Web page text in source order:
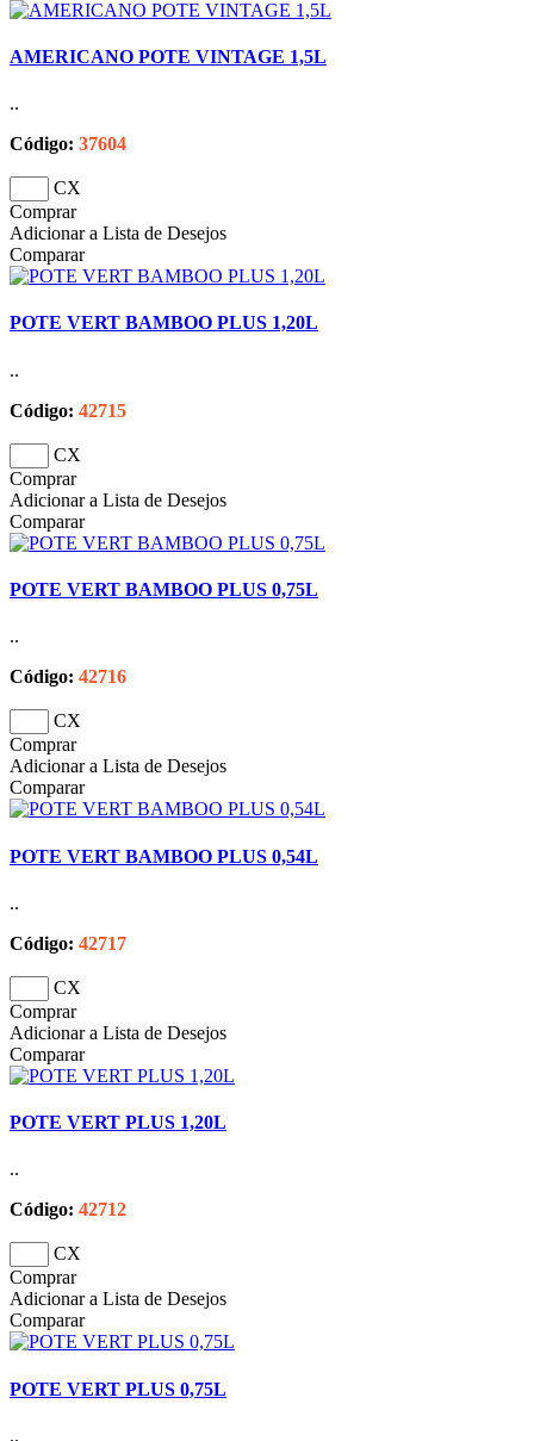
AMERICANO POTE VINTAGE 1,5L
..
Código: 37604
CX
Comprar
Adicionar a Lista de Desejos
Comparar
POTE VERT BAMBOO PLUS 1,20L
..
Código: 42715
CX
Comprar
Adicionar a Lista de Desejos
Comparar
POTE VERT BAMBOO PLUS 0,75L
..
Código: 42716
CX
Comprar
Adicionar a Lista de Desejos
Comparar
POTE VERT BAMBOO PLUS 0,54L
..
Código: 42717
CX
Comprar
Adicionar a Lista de Desejos
Comparar
POTE VERT PLUS 1,20L
..
Código: 42712
CX
Comprar
Adicionar a Lista de Desejos
Comparar
POTE VERT PLUS 0,75L
..